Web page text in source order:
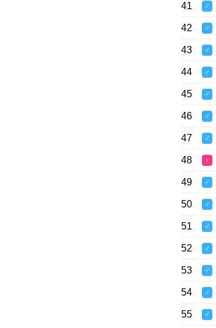
41 ♂
42 ♂
43 ♂
44 ♂
45 ♂
46 ♂
47 ♂
48 ♀
49 ♂
50 ♂
51 ♂
52 ♂
53 ♂
54 ♂
55 ♂